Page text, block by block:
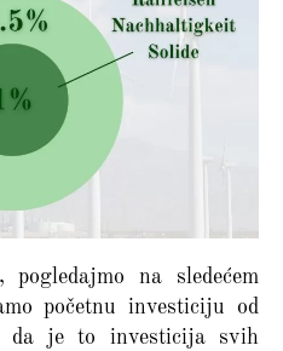
na sledećem
početnu investiciju od
da je to investicija svih